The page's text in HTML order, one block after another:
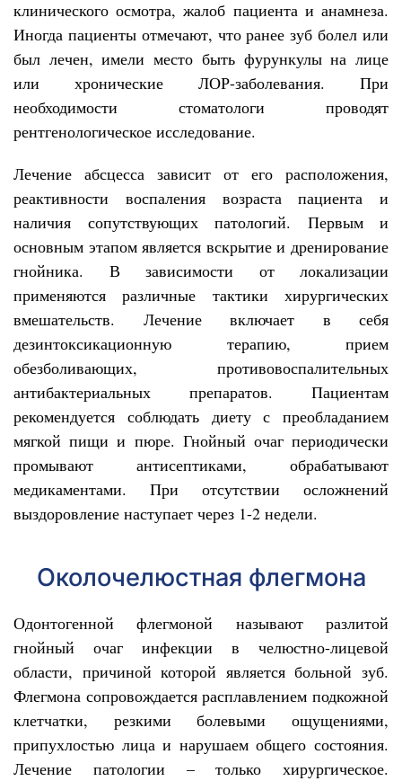
клинического осмотра, жалоб пациента и анамнеза.
Иногда пациенты отмечают, что ранее зуб болел или
был лечен, имели место быть фурункулы на лице
или хронические ЛОР-заболевания. При
необходимости стоматологи проводят
рентгенологическое исследование.
Лечение абсцесса зависит от его расположения,
реактивности воспаления возраста пациента и
наличия сопутствующих патологий. Первым и
основным этапом является вскрытие и дренирование
гнойника. В зависимости от локализации
применяются различные тактики хирургических
вмешательств. Лечение включает в себя
дезинтоксикационную терапию, прием
обезболивающих, противовоспалительных
антибактериальных препаратов. Пациентам
рекомендуется соблюдать диету с преобладанием
мягкой пищи и пюре. Гнойный очаг периодически
промывают антисептиками, обрабатывают
медикаментами. При отсутствии осложнений
выздоровление наступает через 1-2 недели.
Околочелюстная флегмона
Одонтогенной флегмоной называют разлитой
гнойный очаг инфекции в челюстно-лицевой
области, причиной которой является больной зуб.
Флегмона сопровождается расплавлением подкожной
клетчатки, резкими болевыми ощущениями,
припухлостью лица и нарушаем общего состояния.
Лечение патологии – только хирургическое.